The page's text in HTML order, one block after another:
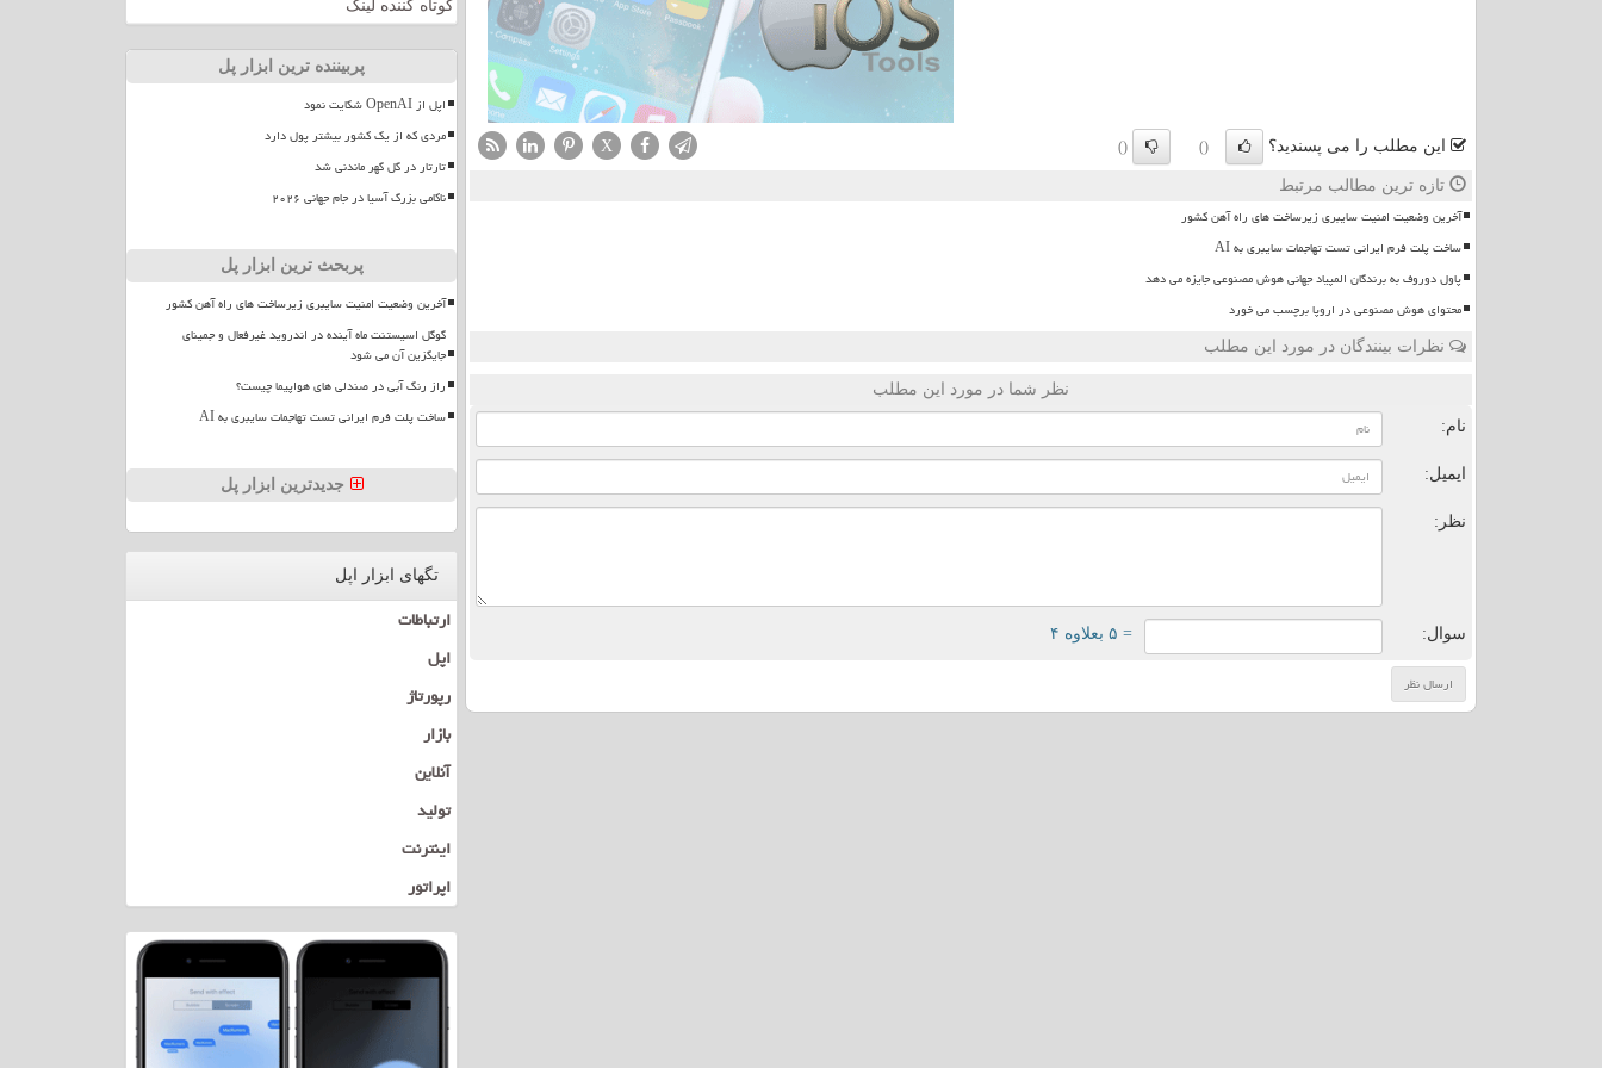
این مطلب را می پسندید؟ ()
()
X
تازه ترین مطالب مرتبط
آخرین وضعیت امنیت سایبری زیرساخت های راه آهن کشور
ساخت پلت فرم ایرانی تست تهاجمات سایبری به AI
پاول دوروف به برندگان المپیاد جهانی هوش مصنوعی جایزه می دهد
محتوای هوش مصنوعی در اروپا برچسب می خورد
نظرات بینندگان در مورد این مطلب
نظر شما در مورد این مطلب
نام:
ایمیل:
نظر:
سوال: = ۵ بعلاوه ۴
کوتاه کننده لینک
پربیننده ترین ابزار پل
اپل از OpenAI شکایت نمود
مردی که از یک کشور بیشتر پول دارد
تارتار در گل گهر ماندنی شد
ناکامی بزرگ آسیا در جام جهانی ۲۰۲۶
پربحث ترین ابزار پل
آخرین وضعیت امنیت سایبری زیرساخت های راه آهن کشور
گوگل اسیستنت ماه آینده در اندروید غیرفعال و جمینای
جایگزین آن می شود
راز رنگ آبی در صندلی های هواپیما چیست؟
ساخت پلت فرم ایرانی تست تهاجمات سایبری به AI
جدیدترین ابزار پل
تگهای ابزار اپل
ارتباطات
اپل
رپورتاژ
بازار
آنلاین
تولید
اینترنت
اپراتور